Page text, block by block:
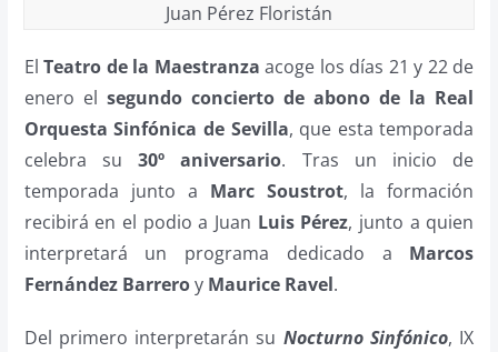
Juan Pérez Floristán
ElTeatro de la Maestranza acoge los días 21 y 22 de
enero el segundo concierto de abono de la Real
Orquesta Sinfónica de Sevilla, que esta temporada
celebra su30º aniversario. Tras un inicio de
temporada junto a Marc Soustrot, la formación
recibirá en el podio a Juan Luis Pérez, junto a quien
interpretará un programa dedicado a Marcos
Fernández Barreroy Maurice Ravel.
Del primero interpretarán su Nocturno Sinfónico, IX